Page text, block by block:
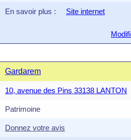
En savoir plus : Site internet
Gardarem
10, avenue des Pins 33138 LANTON
Patrimoine
Donnez votre avis